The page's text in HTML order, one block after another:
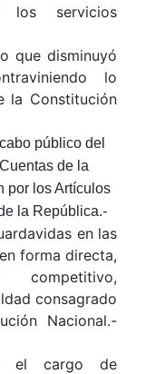
servicios
que disminuyó
lo
la Constitución
público del
de la
por los Artículos
la República.-
en las
forma directa,
competitivo,
consagrado
Nacional.-
el cargo de